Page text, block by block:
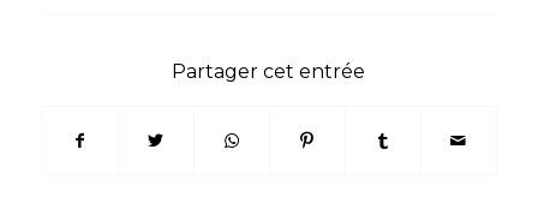
Partager cet entrée